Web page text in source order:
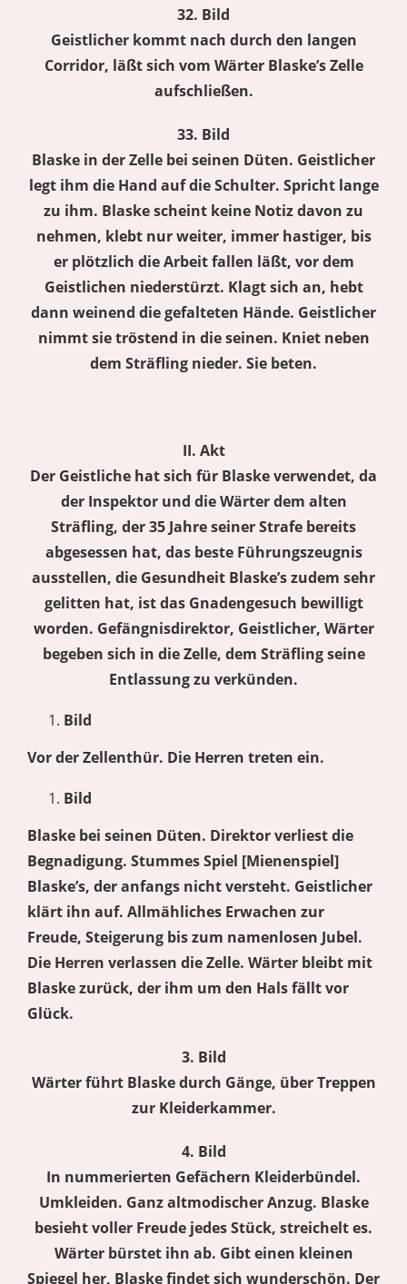
32. Bild
Geistlicher kommt nach durch den langen
Corridor, läßt sich vom Wärter Blaske’s Zelle
aufschließen.
33. Bild
Blaske in der Zelle bei seinen Düten. Geistlicher
legt ihm die Hand auf die Schulter. Spricht lange
zu ihm. Blaske scheint keine Notiz davon zu
nehmen, klebt nur weiter, immer hastiger, bis
er plötzlich die Arbeit fallen läßt, vor dem
Geistlichen niederstürzt. Klagt sich an, hebt
dann weinend die gefalteten Hände. Geistlicher
nimmt sie tröstend in die seinen. Kniet neben
dem Sträfling nieder. Sie beten.
II. Akt
Der Geistliche hat sich für Blaske verwendet, da
der Inspektor und die Wärter dem alten
Sträfling, der 35 Jahre seiner Strafe bereits
abgesessen hat, das beste Führungszeugnis
ausstellen, die Gesundheit Blaske’s zudem sehr
gelitten hat, ist das Gnadengesuch bewilligt
worden. Gefängnisdirektor, Geistlicher, Wärter
begeben sich in die Zelle, dem Sträfling seine
Entlassung zu verkünden.
Bild
Vor der Zellenthür. Die Herren treten ein.
Bild
Blaske bei seinen Düten. Direktor verliest die
Begnadigung. Stummes Spiel [Mienenspiel]
Blaske’s, der anfangs nicht versteht. Geistlicher
klärt ihn auf. Allmähliches Erwachen zur
Freude, Steigerung bis zum namenlosen Jubel.
Die Herren verlassen die Zelle. Wärter bleibt mit
Blaske zurück, der ihm um den Hals fällt vor
Glück.
3. Bild
Wärter führt Blaske durch Gänge, über Treppen
zur Kleiderkammer.
4. Bild
In nummerierten Gefächern Kleiderbündel.
Umkleiden. Ganz altmodischer Anzug. Blaske
besieht voller Freude jedes Stück, streichelt es.
Wärter bürstet ihn ab. Gibt einen kleinen
Spiegel her, Blaske findet sich wunderschön. Der